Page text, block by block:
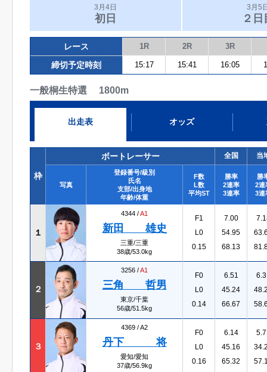
3月4日
初日
3月5
２日
レース 1R 2R 3R
締切予定時刻 15:17 15:41 16:05
一般桐生特選 1800m
出走表 オッズ
枠
ボートレーサー 全国 当
写真
登録番号/級別
氏名
支部/出身地
年齢/体重
F数
L数
平均ST
勝率
2連率
3連率
勝
2連
3連
１
4344 /A1
新田 雄史
三重/三重
38歳/53.0kg
F1
L0
0.15
7.00
54.95
68.13
２
3256 /A1
三角 哲男
東京/千葉
56歳/51.5kg
F0
L0
0.14
6.51
45.24
66.67
３
4369 /A2
丹下 将
愛知/愛知
37歳/56.9kg
F0
L0
0.16
6.14
45.16
65.32